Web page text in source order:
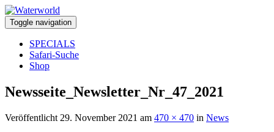
Toggle navigation
SPECIALS
Safari-Suche
Shop
Newsseite_Newsletter_Nr_47_2021
Veröffentlicht 29. November 2021 am 470 × 470 in News